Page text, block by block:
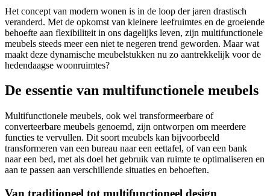
Het concept van modern wonen is in de loop der jaren drastisch
veranderd. Met de opkomst van kleinere leefruimtes en de groeiende
behoefte aan flexibiliteit in ons dagelijks leven, zijn multifunctionele
meubels steeds meer een niet te negeren trend geworden. Maar wat
maakt deze dynamische meubelstukken nu zo aantrekkelijk voor de
hedendaagse woonruimtes?
De essentie van multifunctionele meubels
Multifunctionele meubels, ook wel transformeerbare of
converteerbare meubels genoemd, zijn ontworpen om meerdere
functies te vervullen. Dit soort meubels kan bijvoorbeeld
transformeren van een bureau naar een eettafel, of van een bank
naar een bed, met als doel het gebruik van ruimte te optimaliseren en
aan te passen aan verschillende situaties en behoeften.
Van traditioneel tot multifunctioneel design